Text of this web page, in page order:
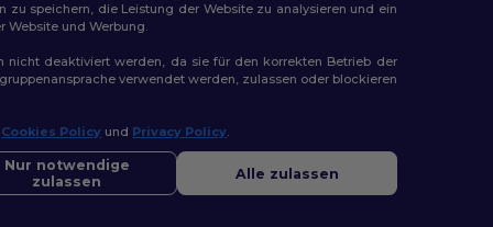
zu speichern, die Leistung der Website zu analysieren und ein
Website und Werbung.
nicht deaktiviert werden, da sie für den korrekten Betrieb der
verwendet werden, zulassen oder blockieren
Cookies Policy und Privacy Policy.
Nur notwendige
zulassen
Alle zulassen